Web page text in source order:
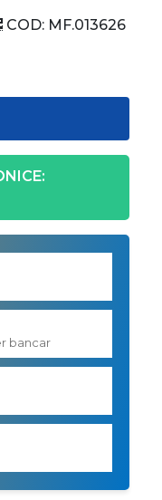
COD: MF.013626
bancar